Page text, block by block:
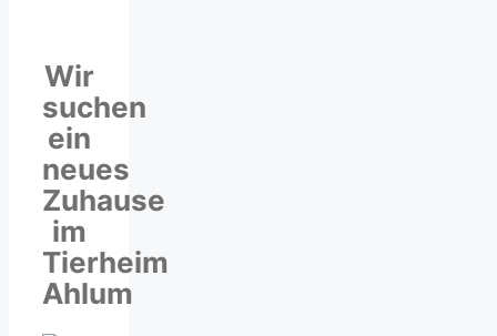
Wir
suchen
ein
neues
Zuhause
im
Tierheim
Ahlum